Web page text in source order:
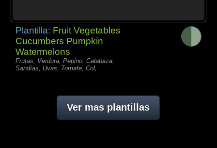
Plantilla: Fruit Vegetables
Cucumbers Pumpkin
Watermelons
Frutas, Verdura, Pepino, Calabaza,
Sandías, Uvas, Tomate, Col,
Ver mas plantillas